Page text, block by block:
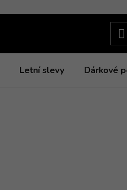
Letní slevy Dárkové